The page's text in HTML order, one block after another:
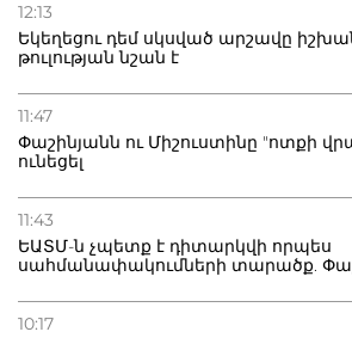
12:13
Եկեղեցու դեմ սկսված արշավը
թուլության նշան է
11:47
Փաշինյանն ու Միշուստինը "ոտքի
ունեցել
11:43
ԵԱՏՄ-ն չպետք է դիտարկվի որպես
սահմանափակումների տարածք.
10:17